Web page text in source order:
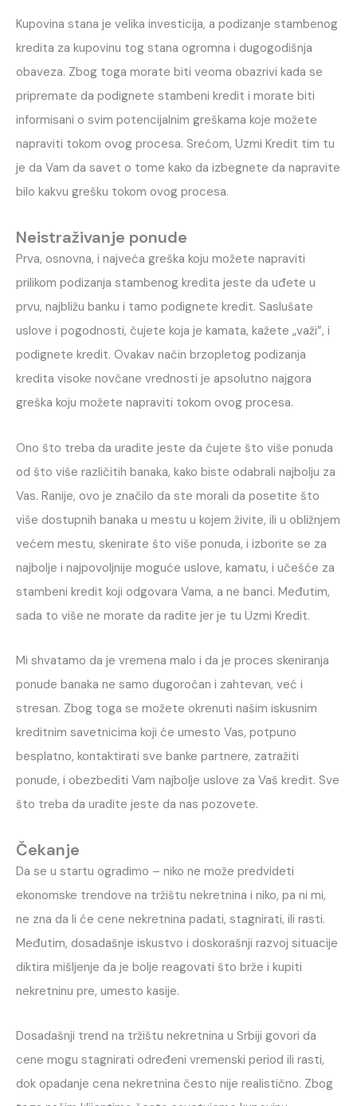
Kupovina stana je velika investicija, a podizanje stambenog
kredita za kupovinu tog stana ogromna i dugogodišnja
obaveza. Zbog toga morate biti veoma obazrivi kada se
pripremate da podignete stambeni kredit i morate biti
informisani o svim potencijalnim greškama koje možete
napraviti tokom ovog procesa. Srećom, Uzmi Kredit tim tu
je da Vam da savet o tome kako da izbegnete da napravite
bilo kakvu grešku tokom ovog procesa.
Neistraživanje ponude
Prva, osnovna, i najveća greška koju možete napraviti
prilikom podizanja stambenog kredita jeste da uđete u
prvu, najbližu banku i tamo podignete kredit. Saslušate
uslove i pogodnosti, čujete koja je kamata, kažete „važi”, i
podignete kredit. Ovakav način brzopletog podizanja
kredita visoke novčane vrednosti je apsolutno najgora
greška koju možete napraviti tokom ovog procesa.
Ono što treba da uradite jeste da čujete što više ponuda
od što više različitih banaka, kako biste odabrali najbolju za
Vas. Ranije, ovo je značilo da ste morali da posetite što
više dostupnih banaka u mestu u kojem živite, ili u obližnjem
većem mestu, skenirate što više ponuda, i izborite se za
najbolje i najpovoljnije moguće uslove, kamatu, i učešće za
stambeni kredit koji odgovara Vama, a ne banci. Međutim,
sada to više ne morate da radite jer je tu Uzmi Kredit.
Mi shvatamo da je vremena malo i da je proces skeniranja
ponude banaka ne samo dugoročan i zahtevan, već i
stresan. Zbog toga se možete okrenuti našim iskusnim
kreditnim savetnicima koji će umesto Vas, potpuno
besplatno, kontaktirati sve banke partnere, zatražiti
ponude, i obezbediti Vam najbolje uslove za Vaš kredit. Sve
što treba da uradite jeste da nas pozovete.
Čekanje
Da se u startu ogradimo – niko ne može predvideti
ekonomske trendove na tržištu nekretnina i niko, pa ni mi,
ne zna da li će cene nekretnina padati, stagnirati, ili rasti.
Međutim, dosadašnje iskustvo i doskorašnji razvoj situacije
diktira mišljenje da je bolje reagovati što brže i kupiti
nekretninu pre, umesto kasije.
Dosadašnji trend na tržištu nekretnina u Srbiji govori da
cene mogu stagnirati određeni vremenski period ili rasti,
dok opadanje cena nekretnina često nije realistično. Zbog